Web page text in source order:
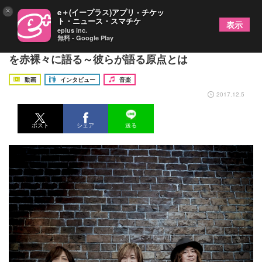
影山ヒロノブ、高崎晃、井上俊次が今と昔のLAZY
を赤裸々に語る～彼らが語る原点とは
動画 インタビュー
音楽
2017.12.5
ポスト シェア 送る
× e＋(イープラス)アプリ - チケッ
ト・ニュース・スマチケ
eplus inc.
無料 - Google Play
表示